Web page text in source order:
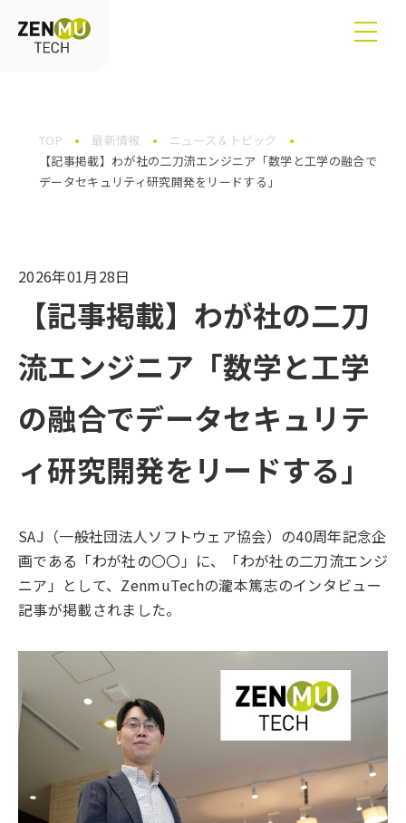
TOP 最新情報
ニュース＆トピック
【記事掲載】わが社の二刀流エンジニア「数学と工学の融合で
データセキュリティ研究開発をリードする」
2026年01月28日
【記事掲載】わが社の二刀
流エンジニア「数学と工学
の融合でデータセキュリテ
ィ研究開発をリードする」
SAJ（一般社団法人ソフトウェア協会）の40周年記念企
画である「わが社の〇〇」に、「わが社の二刀流エンジ
ニア」として、ZenmuTechの瀧本篤志のインタビュー
記事が掲載されました。